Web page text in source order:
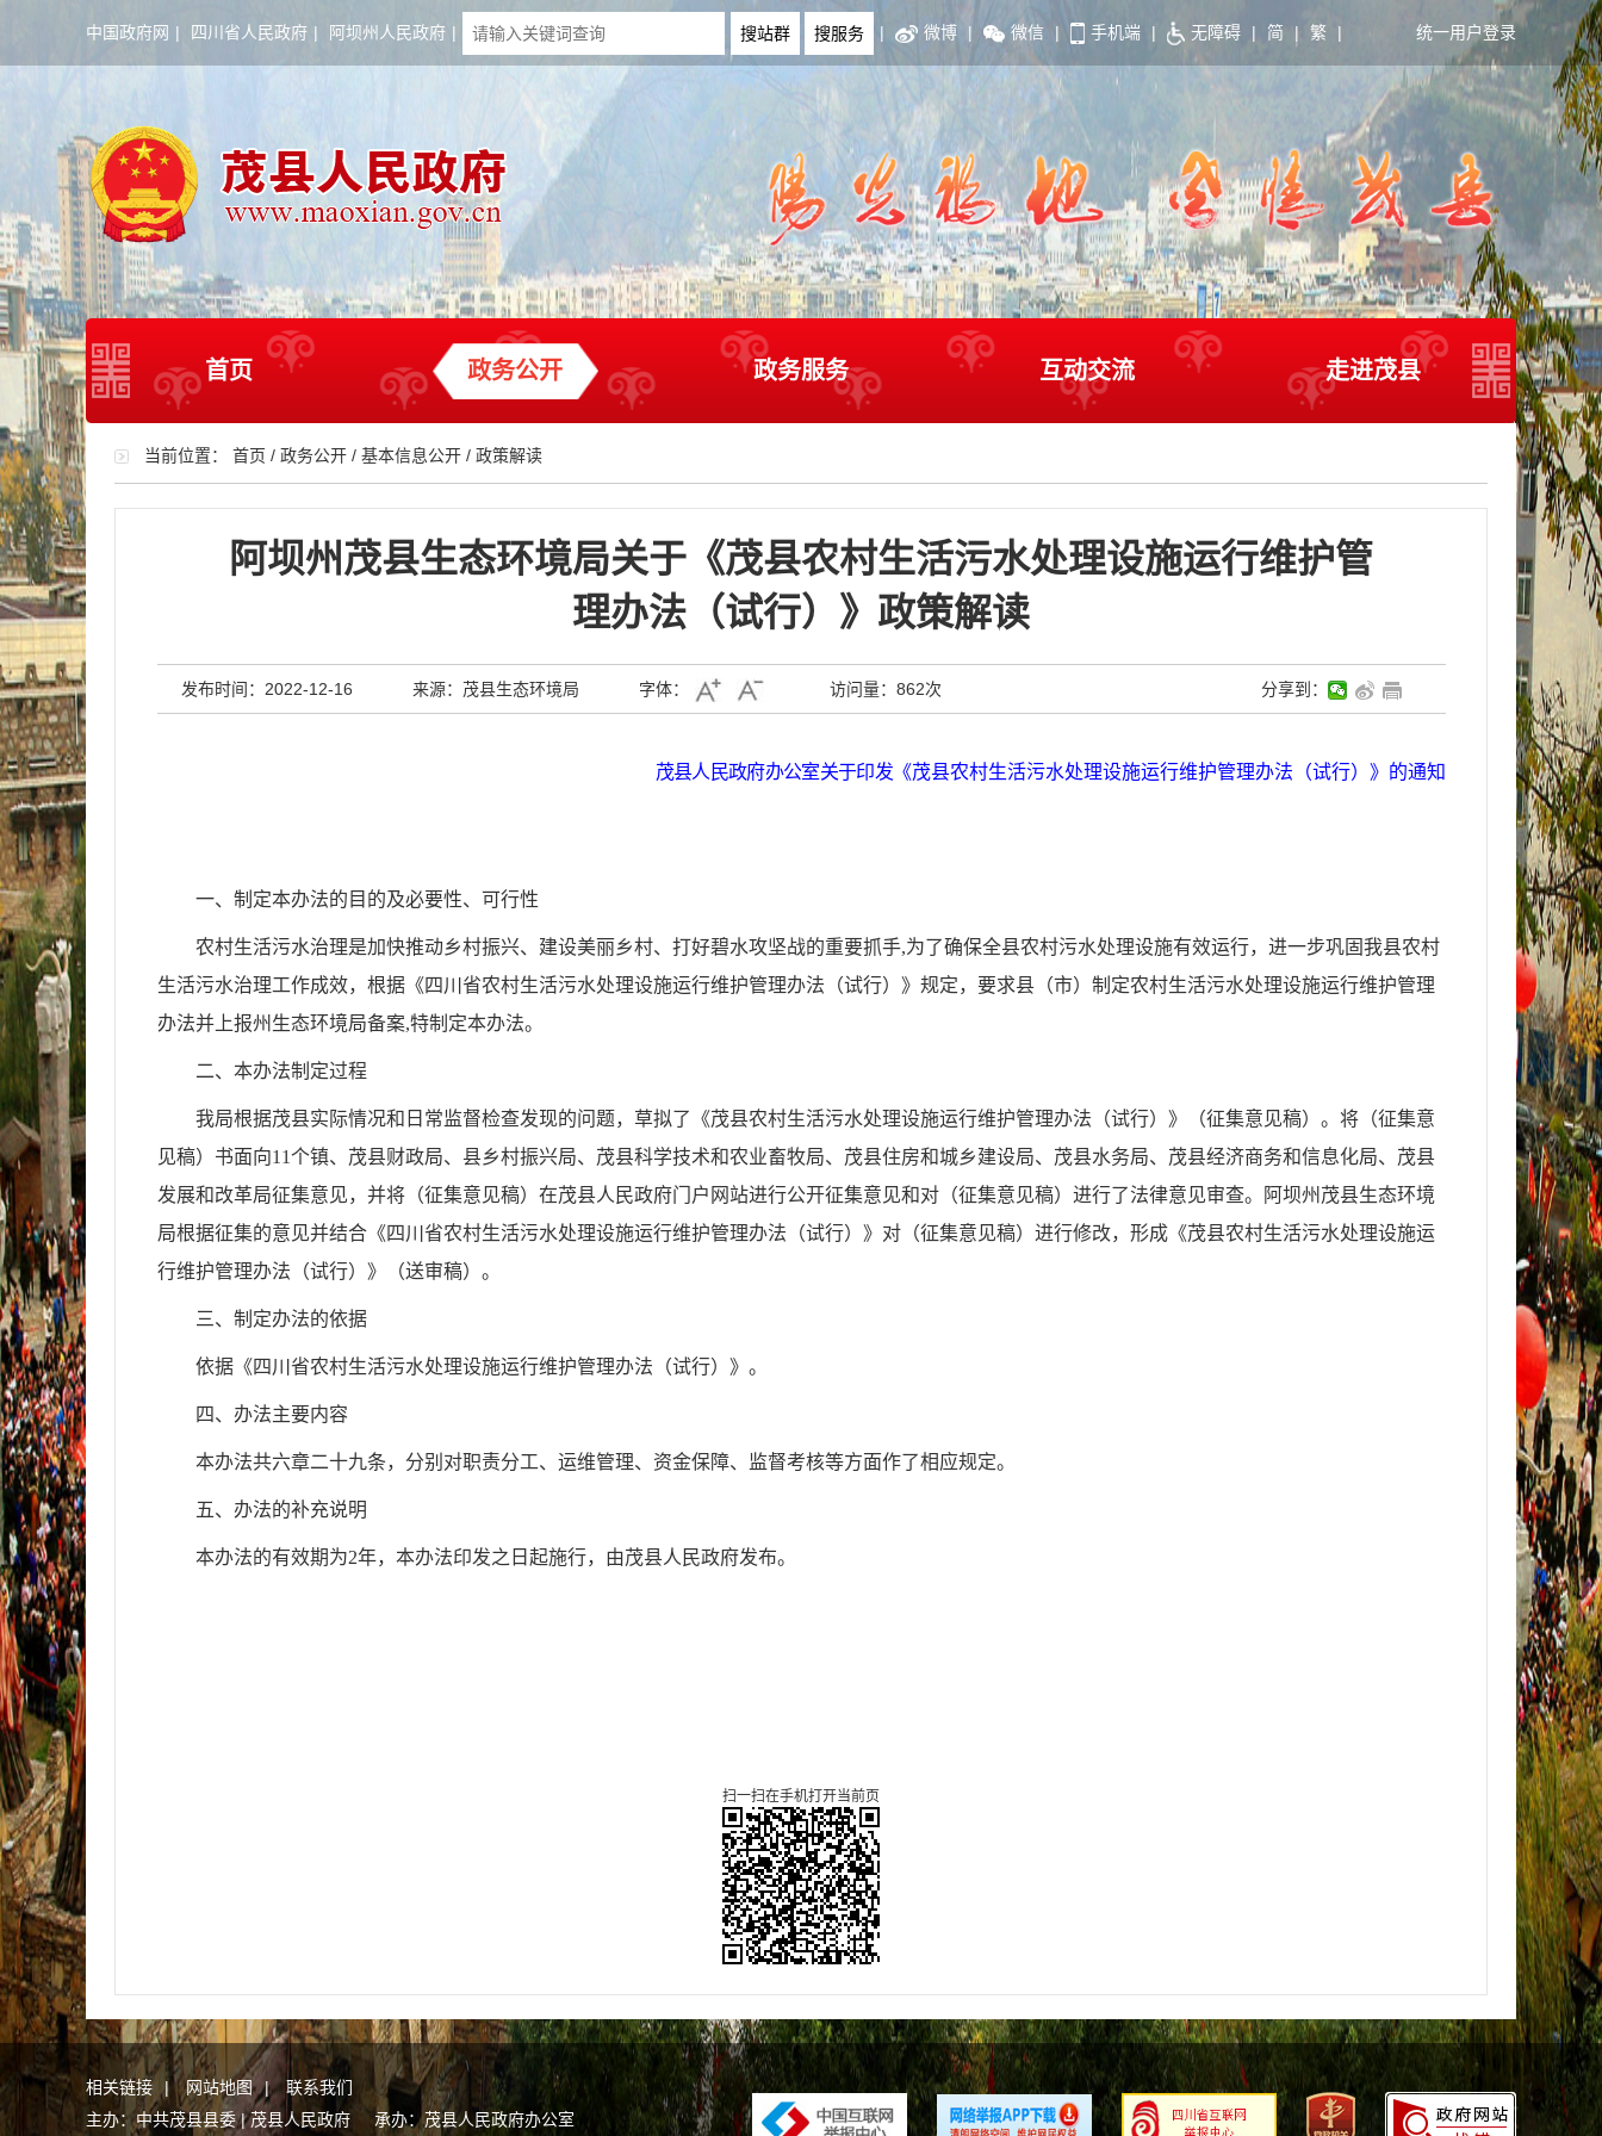
中国政府网 | 四川省人民政府 | 阿坝州人民政府 | | 微博 | 微信 | 手机端 | 无障碍 | 简 | 繁 | 统一用户登录
首页 政务公开 政务服务 互动交流 走进茂县
当前位置： 首页 / 政务公开 / 基本信息公开 / 政策解读
阿坝州茂县生态环境局关于《茂县农村生活污水处理设施运行维护管
理办法（试行）》政策解读
发布时间：2022-12-16 来源：茂县生态环境局 字体： 访问量： 862次 分享到：
茂县人民政府办公室关于印发 《茂县农村生活污水处理设施运行维护管理办法（试行） 》的通知
一、制定本办法的目的及必要性、可行性
农村生活污水治理是加快推动乡村振兴、建设美丽乡村、打好碧水攻坚战的重要抓手,为了确保全县农村污水处理设施有效运行，进一步巩固我县农村
生活污水治理工作成效， 根据《四川省农村生活污水处理设施运行维护管理办法（试行）》 规定，要求县（市）制定农村生活污水处理设施运行维护管理
办法并上报州生态环境局备案,特制定本办法。
二、本办法制定过程
我局根据茂县实际情况和日常监督检查发现的问题，草拟了 《茂县农村生活污水处理设施运行维护管理办法（试行） 》（征集意见稿）。将（征集意
见稿）书面向11个镇、茂县财政局、 县乡村振兴局、茂县科学技术和农业畜牧局、茂县住房和城乡建设局、茂县水务局、茂县经济商务和信息化局、茂县
发展和改革局征集意见，并将（征集意见稿）在茂县人民政府门户网站进行公开征集意见和对（征集意见稿）进行了法律意见审查。
阿坝州茂县生态环境
局根据征集的意见并结合《四川省农村生活污水处理设施运行维护管理办法（试行） 》对（征集意见稿）进行修改，形成《茂县农村生活污水处理设施运
行维护管理办法（试行） 》（送审稿）。
三、制定办法的依据
依据《四川省农村生活污水处理设施运行维护管理办法（试行） 》。
四、办法主要内容
本办法共六章二十九条，分别对职责分工、运维管理、资金保障、监督考核等方面作了相应规定。
五、办法的补充说明
本办法的有效期为2年，本办法印发之日 起施行， 由茂县人民政府发布。
扫一扫在手机打开当前页
相关链接 | 网站地图 |
联系我们
主办：中共茂县县委 | 茂县人民政府 承办：茂县人民政府办公室